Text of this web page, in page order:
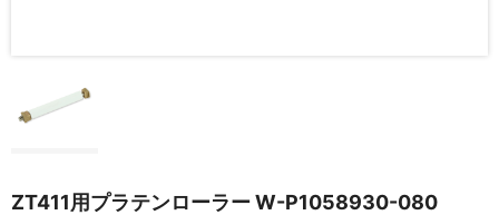
ZT411用プラテンローラー W-P1058930-080